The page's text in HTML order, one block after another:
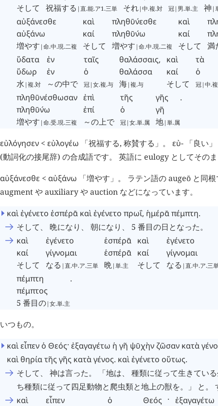
そして
祝福する |直.能.ア1.三単
それ|中.複.対 冠|男.単.主
神 |
αὐξάνεσθε
αὐξάνω
増やす |命.中.現.二複
καὶ
καί
そして
πληθῡ´
νεσθε
πληθῡ´
νω
増やす |命.中.現.二複
καὶ
καί
そして
満
ὕδατα
ὕδωρ
水 |複.対
ἐν
ἐν
～の中で
ταῖς
ὁ
冠|女.複.与
θαλάσσαις
θαλάσσα
海|複.与
,
καὶ
καί
そして
τὰ
ὁ
冠|中.
πληθῡνέσθωσαν
πληθῡ´
νω
増やす |命.受.現.三複
ἐπὶ
ἐπί
～の上で
τῆς
ὁ
冠|女.単.属
γῆς
γῆ
地|単.属
.
εὐλόγησεν < εὐλογέω 「祝福する, 称賛する」。 εὐ- 「良い
(動詞化の接尾辞) の合成語です。 英語に eulogy としてその
αὐξάνεσθε < αὐξάνω 「増やす」。 ラテン語の augeō と同
augment や auxiliary や auction などになっています。
καὶἐγένετο ἑσπέρᾱ καὶἐγένετο πρωΐ, ἡμέρᾱπέμπτη.
そして、 晩になり、 朝になり、 5 番目の日となった。
καὶ
καί
そして
ἐγένετο
γίγνομαι
なる |直.中.ア.三単
ἑσπέρᾱ
ἑσπέρᾱ
晩|単.主
καὶ
καί
そして
ἐγένετο
γίγνομαι
なる |直.中.ア.三
πέμπτη
πέμπτος
5 番目の|女.単.主
.
いつもの。
καὶεἶπεν ὁ Θεός· ἐξαγαγέτω ἡ γῆ ψῡχὴν ζῶσαν κατὰ
καὶ θηρίατῆς γῆς κατὰγένος. καὶἐγένετο οὕτως.
そして、 神は言った。 「地は、 種類に従って生きてい
ち種類に従って四足動物と爬虫類と地上の獣を。」 と。
καὶ
εἶπεν
ὁ
Θεός · ἐξαγαγέτω